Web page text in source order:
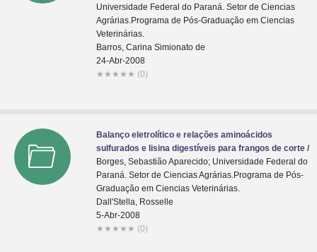
Universidade Federal do Paraná. Setor de Ciencias
Agrárias.Programa de Pós-Graduaçăo em Ciencias
Veterinárias.
Barros, Carina Simionato de
24-Abr-2008
★ ★ ★ ★ ★ (0)
Balanço eletrolítico e relações aminoácidos
sulfurados e lisina digestíveis para frangos de corte /
Borges, Sebastião Aparecido; Universidade Federal do
Paraná. Setor de Ciencias Agrárias.Programa de Pós-
Graduaçăo em Ciencias Veterinárias.
Dall'Stella, Rosselle
5-Abr-2008
★ ★ ★ ★ ★ (0)